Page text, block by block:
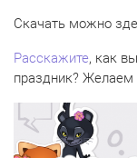
Скачать можно
Расскажите, как
праздник? Желаем